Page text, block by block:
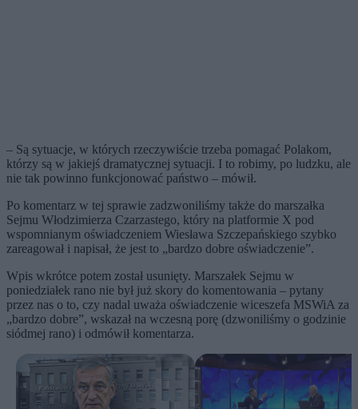
– Są sytuacje, w których rzeczywiście trzeba pomagać Polakom,
którzy są w jakiejś dramatycznej sytuacji. I to robimy, po ludzku, ale
nie tak powinno funkcjonować państwo – mówił.
Po komentarz w tej sprawie zadzwoniliśmy także do marszałka
Sejmu Włodzimierza Czarzastego, który na platformie X pod
wspomnianym oświadczeniem Wiesława Szczepańskiego szybko
zareagował i napisał, że jest to „bardzo dobre oświadczenie”.
Wpis wkrótce potem został usunięty. Marszałek Sejmu w
poniedziałek rano nie był już skory do komentowania – pytany
przez nas o to, czy nadal uważa oświadczenie wiceszefa MSWiA za
„bardzo dobre”, wskazał na wczesną porę (dzwoniliśmy o godzinie
siódmej rano) i odmówił komentarza.